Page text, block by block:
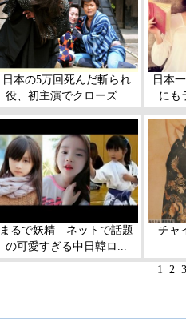
日本の5万回死んだ斬られ
役、初主演でクローズ...
日本
にも
まるで妖精 ネットで話題
の可愛すぎる中日韓ロ...
チャ
1 2 3